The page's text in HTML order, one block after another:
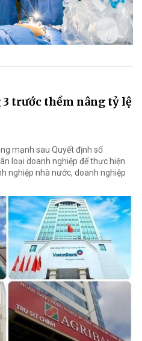
trước thềm nâng tỷ lệ
mạnh sau Quyết định số
loại doanh nghiệp để thực hiện
nghiệp nhà nước, doanh nghiệp